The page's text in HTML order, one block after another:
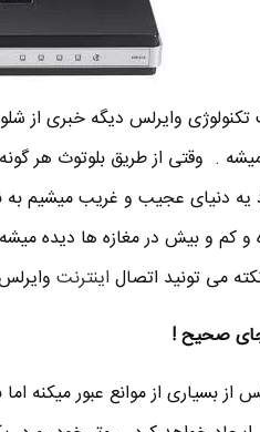
تکنولوژی وایرلس دیگه خبری از
. وقتی از طریق بلوتوث هر
دنیای عجیب و غریب میشیم به
و کم و بیش در مغازه ها دیده
می تونید اتصال اینترنت
از بسیاری از موانع عبور میکنه